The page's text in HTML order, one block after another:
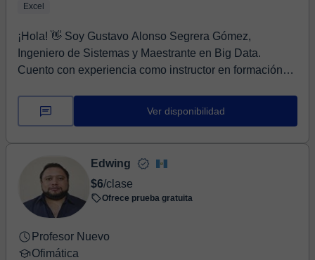
Excel
¡Hola! 👋 Soy Gustavo Alonso Segrera Gómez,
Ingeniero de Sistemas y Maestrante en Big Data.
Cuento con experiencia como instructor en formación
Ver disponibilidad
Edwing
$6/clase
Ofrece prueba gratuita
Profesor Nuevo
Ofimática